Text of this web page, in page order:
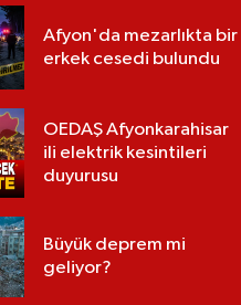
Afyon'da mezarlıkta bir
erkek cesedi bulundu
OEDAŞ Afyonkarahisar
ili elektrik kesintileri
duyurusu
Büyük deprem mi
geliyor?